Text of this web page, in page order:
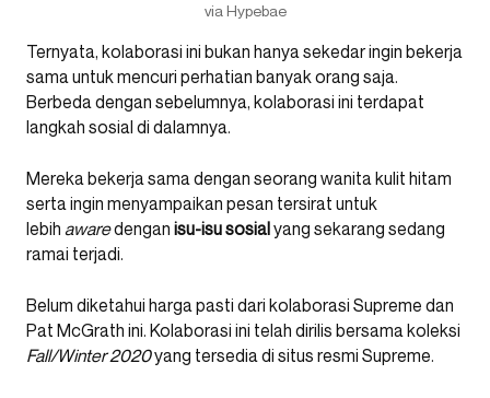
via Hypebae
Ternyata, kolaborasi ini bukan hanya sekedar ingin bekerja
sama untuk mencuri perhatian banyak orang saja.
Berbeda dengan sebelumnya, kolaborasi ini terdapat
langkah sosial di dalamnya.
Mereka bekerja sama dengan seorang wanita kulit hitam
serta ingin menyampaikan pesan tersirat untuk
lebih awaredengan isu-isu sosialyang sekarang sedang
ramai terjadi.
Belum diketahui harga pasti dari kolaborasi Supreme dan
Pat McGrath ini. Kolaborasi ini telah dirilis bersama koleksi
Fall/Winter 2020yang tersedia di situs resmi Supreme.